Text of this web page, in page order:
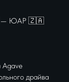
— ЮАР 🇿🇦
Agave
драйва